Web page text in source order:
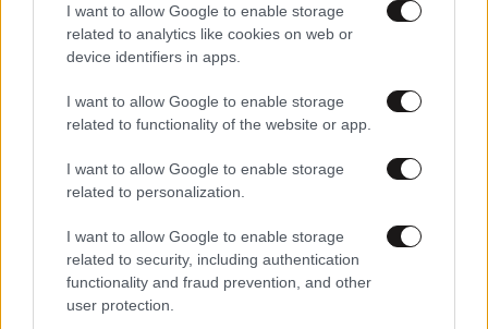
I want to allow Google to enable storage
related to analytics like cookies on web or
device identifiers in apps.
I want to allow Google to enable storage
related to functionality of the website or app.
I want to allow Google to enable storage
related to personalization.
I want to allow Google to enable storage
related to security, including authentication
functionality and fraud prevention, and other
user protection.
Πρωτοφανείς συνθήκες στη φωτιά της
Αττικοβοιωτίας – Τουρνάς: Δεν κατάφεραν να
κάνουν ρίψεις 51 εναέρια μέσα